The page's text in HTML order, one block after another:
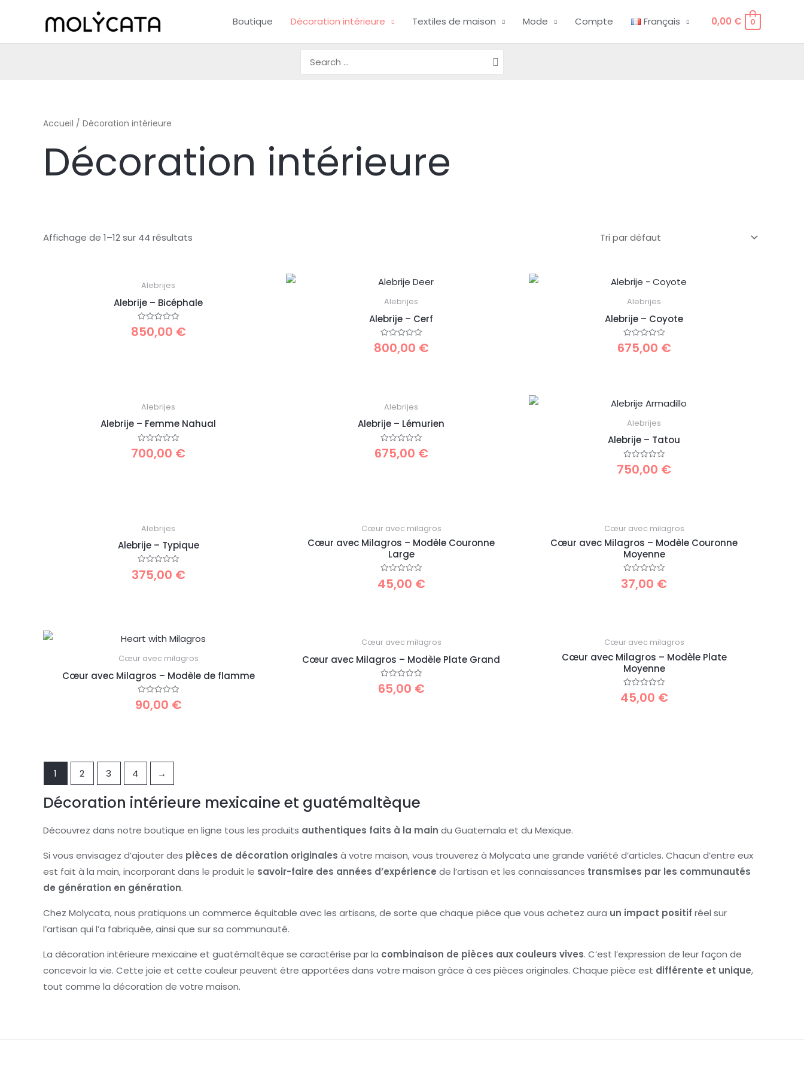
Boutique Décoration intérieure Textiles de maison Mode Compte Français 0,00 € 0
Search
Accueil / Décoration intérieure
Décoration intérieure
Affichage de 1–12 sur 44 résultats
Alebrijes
Alebrije – Bicéphale
Note
0
850,00 €
Alebrijes
Alebrije – Cerf
Note
0
800,00 €
Alebrijes
Alebrije – Coyote
Note
0
675,00 €
Alebrijes
Alebrije – Femme Nahual
Note
0
700,00 €
Alebrijes
Alebrije – Lémurien
Note
0
675,00 €
Alebrijes
Alebrije – Tatou
Note
0
750,00 €
Alebrijes
Alebrije – Typique
Note
0
375,00 €
Cœur avec milagros
Cœur avec Milagros – Modèle Couronne
Large
Note
0
45,00 €
Cœur avec milagros
Cœur avec Milagros – Modèle Couronne
Moyenne
Note
0
37,00 €
Cœur avec milagros
Cœur avec Milagros – Modèle de flamme
Note
0
90,00 €
Cœur avec milagros
Cœur avec Milagros – Modèle Plate Grand
Note
0
65,00 €
Cœur avec milagros
Cœur avec Milagros – Modèle Plate
Moyenne
Note
0
45,00 €
1 2 3 4 →
Décoration intérieure mexicaine et guatémaltèque
Découvrez dans notre boutique en ligne tous les produits authentiques faits à la main du Guatemala et du Mexique.
Si vous envisagez d’ajouter des pièces de décoration originales à votre maison, vous trouverez à Molycata une grande variété d’articles. Chacun d’entre eux
est fait à la main, incorporant dans le produit le savoir-faire des années d’expérience de l’artisan et les connaissances transmises par les communautés
de génération en génération.
Chez Molycata, nous pratiquons un commerce équitable avec les artisans, de sorte que chaque pièce que vous achetez aura un impact positif réel sur
l’artisan qui l’a fabriquée, ainsi que sur sa communauté.
La décoration intérieure mexicaine et guatémaltèque se caractérise par la combinaison de pièces aux couleurs vives. C’est l’expression de leur façon de
concevoir la vie. Cette joie et cette couleur peuvent être apportées dans votre maison grâce à ces pièces originales. Chaque pièce est différente et unique,
tout comme la décoration de votre maison.